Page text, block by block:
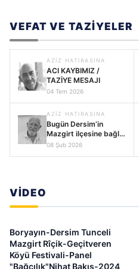
VEFAT VE TAZIYELER
AZIZ HATIRASINA
ACI KAYBIMIZ /
TAZİYE MESAJI
04 Tem 2026
AZIZ HATIRASINA
Bugün Dersim’in
Mazgirt ilçesine bağlı
Rîçik Köyü’nde
08 Şub 2026
VIDEO
VIDEO
Boryayın-Dersim Tunceli
Mazgirt Rîçik-Geçitveren
Köyü Festivali-Panel
"Bağcılık"Nihat Bakış-2024